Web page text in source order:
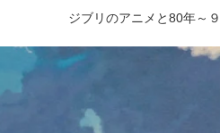
ジブリのアニメと80年～